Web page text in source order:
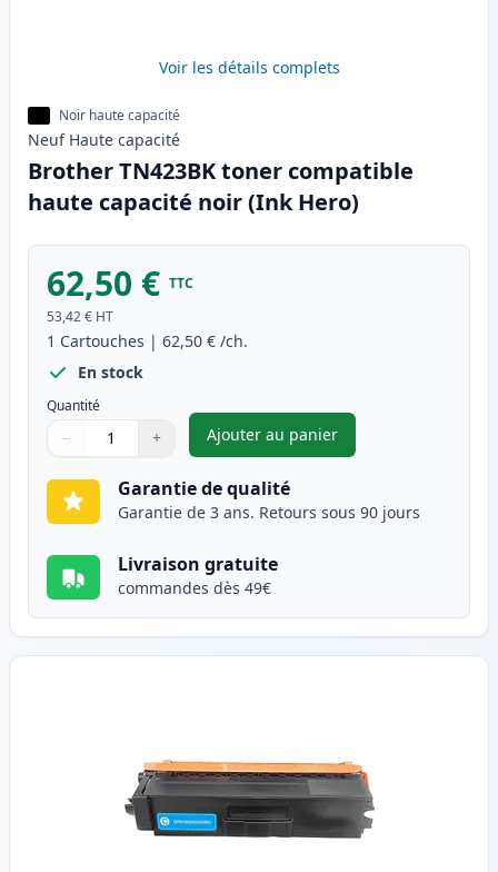
Voir les détails complets
Noir haute capacité
Neuf Haute capacité
Brother TN423BK toner compatible
haute capacité noir (Ink Hero)
62,50 € TTC
53,42 € HT
1 Cartouches | 62,50 € /ch.
En stock
Quantité
Quantité
Utilisez les boutons pour ajuster
− +
Quantité
Ajouter au panier
,Brother TN423BK toner
Garantie de qualité
Garantie de 3 ans. Retours sous 90 jours
Livraison gratuite
commandes dès 49€